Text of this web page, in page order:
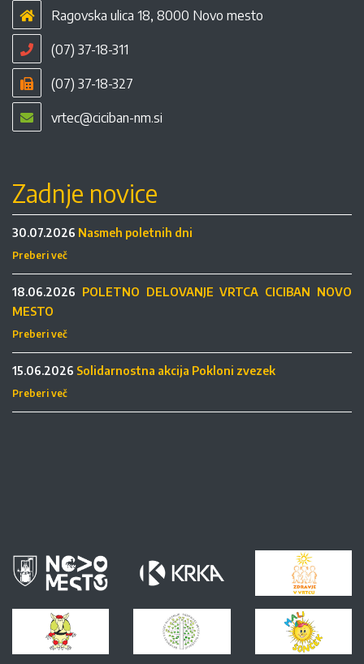
Ragovska ulica 18, 8000 Novo mesto
(07) 37-18-311
(07) 37-18-327
vrtec@ciciban-nm.si
Zadnje novice
30.07.2026 Nasmeh poletnih dni
Preberi več
18.06.2026 POLETNO DELOVANJE VRTCA CICIBAN NOVO
MESTO
Preberi več
15.06.2026 Solidarnostna akcija Pokloni zvezek
Preberi več